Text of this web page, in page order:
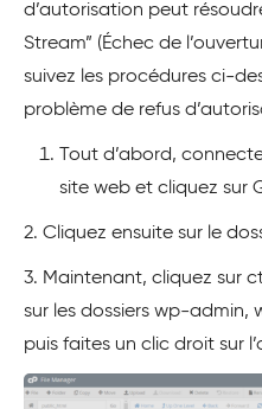
d’autorisation peut
Stream” (Échec de
suivez les procédures ci-
problème de refus
Tout d’abord,
site web et cliquez sur
2. Cliquez ensuite sur le
3. Maintenant, cliquez sur
sur les dossiers wp-
puis faites un clic droit sur